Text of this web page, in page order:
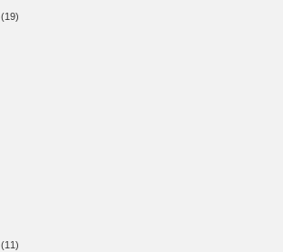
(19)
(11)